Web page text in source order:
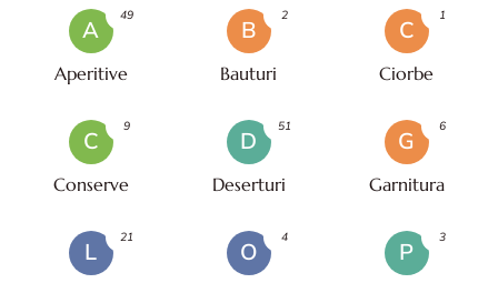
A
Aperitive
49
B
Bauturi
2
C
Ciorbe
1
C
Conserve
9
D
Deserturi
51
G
Garnitura
6
L
21
O
4
P
3